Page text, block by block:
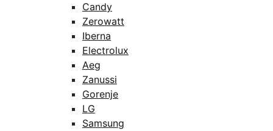
Candy
Zerowatt
Iberna
Electrolux
Aeg
Zanussi
Gorenje
LG
Samsung